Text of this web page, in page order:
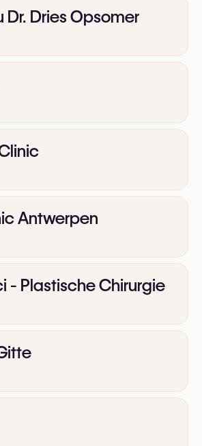
Dries Opsomer
Antwerpen
- Plastische Chirurgie